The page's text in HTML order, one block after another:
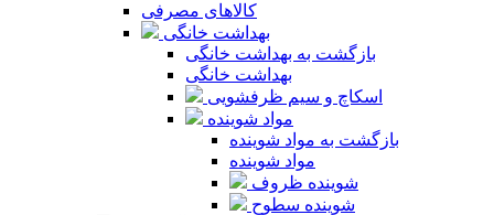
کالاهای مصرفی
بهداشت خانگی
بازگشت به بهداشت خانگی
بهداشت خانگی
اسکاچ و سیم ظرفشویی
مواد شوینده
بازگشت به مواد شوینده
مواد شوینده
شوینده ظروف
شوینده سطوح